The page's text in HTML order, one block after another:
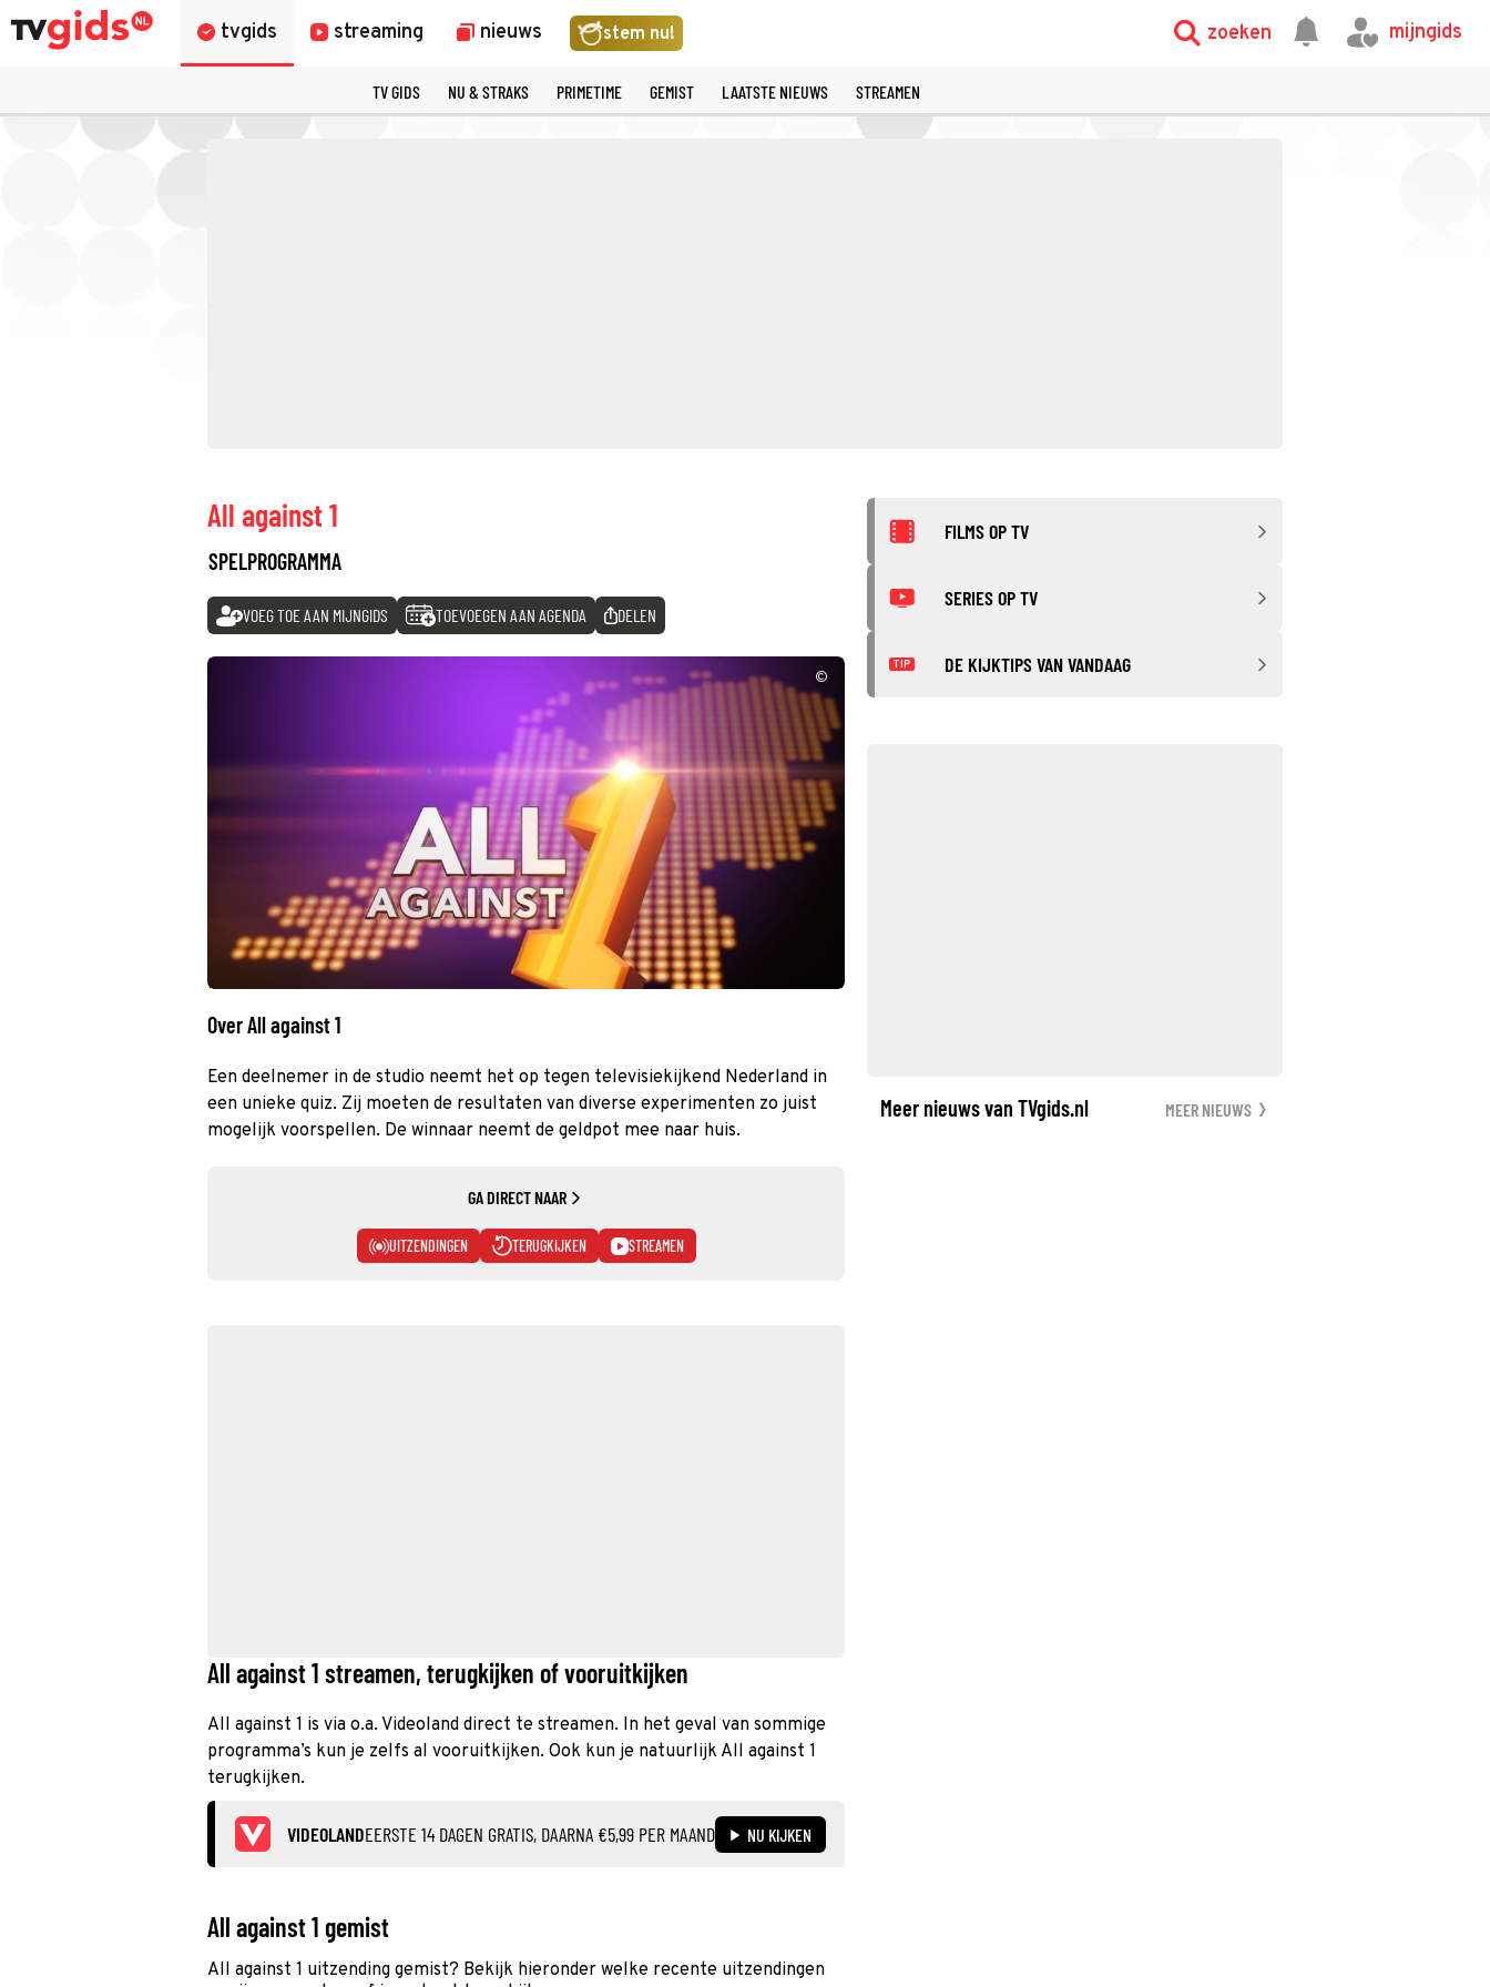
tvgids streaming nieuws stem nu! zoeken mijngids
TV GIDS NU & STRAKS PRIMETIME GEMIST LAATSTE NIEUWS STREAMEN
All against 1
SPELPROGRAMMA
VOEG TOE AAN MIJNGIDS TOEVOEGEN AAN AGENDA DELEN
©
Over All against 1
Een deelnemer in de studio neemt het op tegen televisiekijkend Nederland in
een unieke quiz. Zij moeten de resultaten van diverse experimenten zo juist
mogelijk voorspellen. De winnaar neemt de geldpot mee naar huis.
GA DIRECT NAAR
UITZENDINGEN TERUGKIJKEN STREAMEN
All against 1 streamen, terugkijken of vooruitkijken
All against 1 is via o.a. Videoland direct te streamen. In het geval van sommige
programma’s kun je zelfs al vooruitkijken. Ook kun je natuurlijk All against 1
terugkijken.
VIDEOLANDEERSTE 14 DAGEN GRATIS, DAARNA €5,99 PER MAAND NU KIJKEN
All against 1 gemist
All against 1 uitzending gemist? Bekijk hieronder welke recente uitzendingen
FILMS OP TV
SERIES OP TV
TIP DE KIJKTIPS VAN VANDAAG
Meer nieuws van TVgids.nl MEER NIEUWS